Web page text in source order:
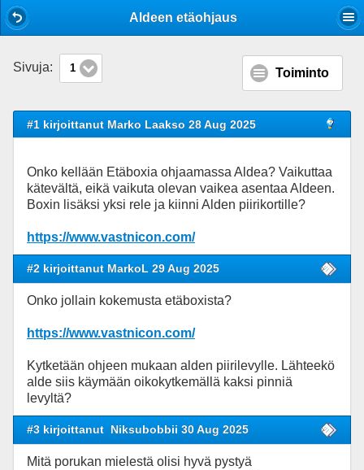
Aldeen etäohjaus
Sivuja: 1 Toiminto
#1 kirjoittanut Marko Laakso 28 Aug 2025
Onko kellään Etäboxia ohjaamassa Aldea? Vaikuttaa
kätevältä, eikä vaikuta olevan vaikea asentaa Aldeen.
Boxin lisäksi yksi rele ja kiinni Alden piirikortille?
https://www.vastnicon.com/
#2 kirjoittanut MarkoL 29 Aug 2025
Onko jollain kokemusta etäboxista?
https://www.vastnicon.com/
Kytketään ohjeen mukaan alden piirilevylle. Lähteekö
alde siis käymään oikokytkemällä kaksi pinniä
levyltä?
#3 kirjoittanut Niksubobbii 30 Aug 2025
Mitä porukan mielestä olisi hyvä pystyä